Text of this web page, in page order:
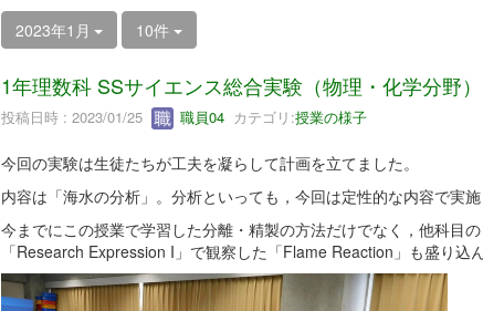
2023年1月 10件
1年理数科 SSサイエンス総合実験（物理・化学分野）
投稿日時 : 2023/01/25 職員04カテゴリ:授業の様子
今回の実験は生徒たちが工夫を凝らして計画を立てました。
内容は「海水の分析」。分析といっても，今回は定性的な内容で実施
今までにこの授業で学習した分離・精製の方法だけでなく，他科目
「Research Expression I」で観察した「Flame Reaction」も盛り込